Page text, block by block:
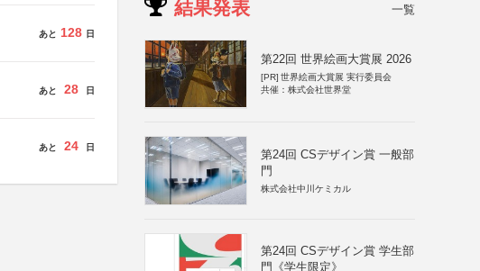
あと 128 日
あと 28 日
あと 24 日
結果発表 一覧
第22回 世界絵画大賞展 2026
[PR] 世界絵画大賞展 実行委員会
共催：株式会社世界堂
第24回 CSデザイン賞 一般部
門
株式会社中川ケミカル
第24回 CSデザイン賞 学生部
門《学生限定》